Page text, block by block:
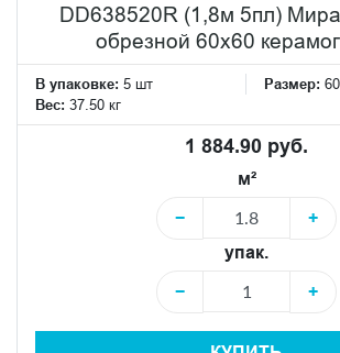
DD638520R (1,8м 5пл)
обрезной 60х60
В упаковке: 5 шт Размер:
Вес: 37.50 кг
1 884.90 руб.
м²
−
+
упак.
−
+